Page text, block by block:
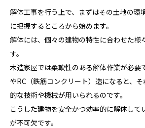
解体工事を行う上で、まずはその土地の環
に把握するところから始めます。
解体には、個々の建物の特性に合わせた様
す。
木造家屋では柔軟性のある解体作業が必要
やRC（鉄筋コンクリート）造になると、
的な技術や機械が用いられるのです。
こうした建物を安全かつ効率的に解体して
が不可欠です。